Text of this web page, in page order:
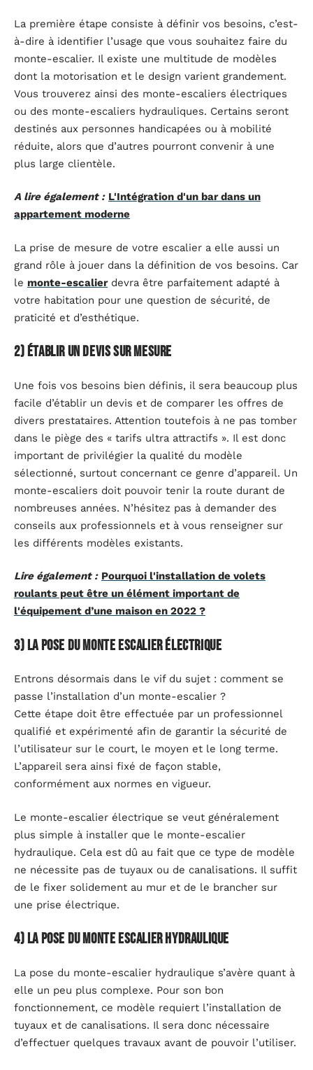
La première étape consiste à définir vos besoins, c’est-
à-dire à identifier l’usage que vous souhaitez faire du
monte-escalier. Il existe une multitude de modèles
dont la motorisation et le design varient grandement.
Vous trouverez ainsi des monte-escaliers électriques
ou des monte-escaliers hydrauliques. Certains seront
destinés aux personnes handicapées ou à mobilité
réduite, alors que d’autres pourront convenir à une
plus large clientèle.
A lire également : L'Intégration d'un bar dans un
appartement moderne
La prise de mesure de votre escalier a elle aussi un
grand rôle à jouer dans la définition de vos besoins. Car
le monte-escalierdevra être parfaitement adapté à
votre habitation pour une question de sécurité, de
praticité et d’esthétique.
2) Établir un devis sur mesure
Une fois vos besoins bien définis, il sera beaucoup plus
facile d’établir un devis et de comparer les offres de
divers prestataires. Attention toutefois à ne pas tomber
dans le piège des « tarifs ultra attractifs ». Il est donc
important de privilégier la qualité du modèle
sélectionné, surtout concernant ce genre d’appareil. Un
monte-escaliers doit pouvoir tenir la route durant de
nombreuses années. N’hésitez pas à demander des
conseils aux professionnels et à vous renseigner sur
les différents modèles existants.
Lire également : Pourquoi l'installation de volets
roulants peut être un élément important de
l'équipement d’une maison en 2022 ?
3) La pose du monte escalier électrique
Entrons désormais dans le vif du sujet : comment se
passe l’installation d’un monte-escalier ?
Cette étape doit être effectuée par un professionnel
qualifié et expérimenté afin de garantir la sécurité de
l’utilisateur sur le court, le moyen et le long terme.
L’appareil sera ainsi fixé de façon stable,
conformément aux normes en vigueur.
Le monte-escalier électrique se veut généralement
plus simple à installer que le monte-escalier
hydraulique. Cela est dû au fait que ce type de modèle
ne nécessite pas de tuyaux ou de canalisations. Il suffit
de le fixer solidement au mur et de le brancher sur
une prise électrique.
4) La pose du monte escalier hydraulique
La pose du monte-escalier hydraulique s’avère quant à
elle un peu plus complexe. Pour son bon
fonctionnement, ce modèle requiert l’installation de
tuyaux et de canalisations. Il sera donc nécessaire
d’effectuer quelques travaux avant de pouvoir l’utiliser.